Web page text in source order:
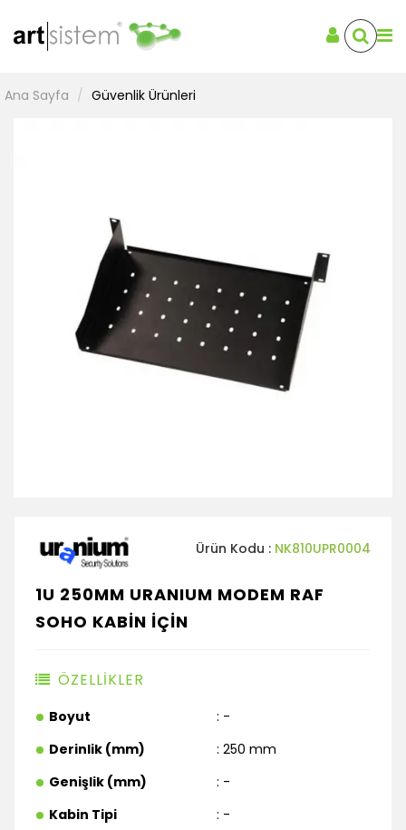
Ana Sayfa Güvenlik Ürünleri
Ürün Kodu : NK810UPR0004
1U 250MM URANIUM MODEM RAF
SOHO KABİN İÇİN
ÖZELLİKLER
Boyut
: -
Derinlik (mm)
: 250 mm
Genişlik (mm)
: -
Kabin Tipi
: -